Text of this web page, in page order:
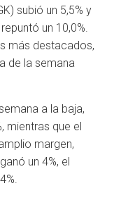
subió un 5,5% y
un 10,0%.
más destacados,
de la semana
a la baja,
mientras que el
margen,
un 4%, el